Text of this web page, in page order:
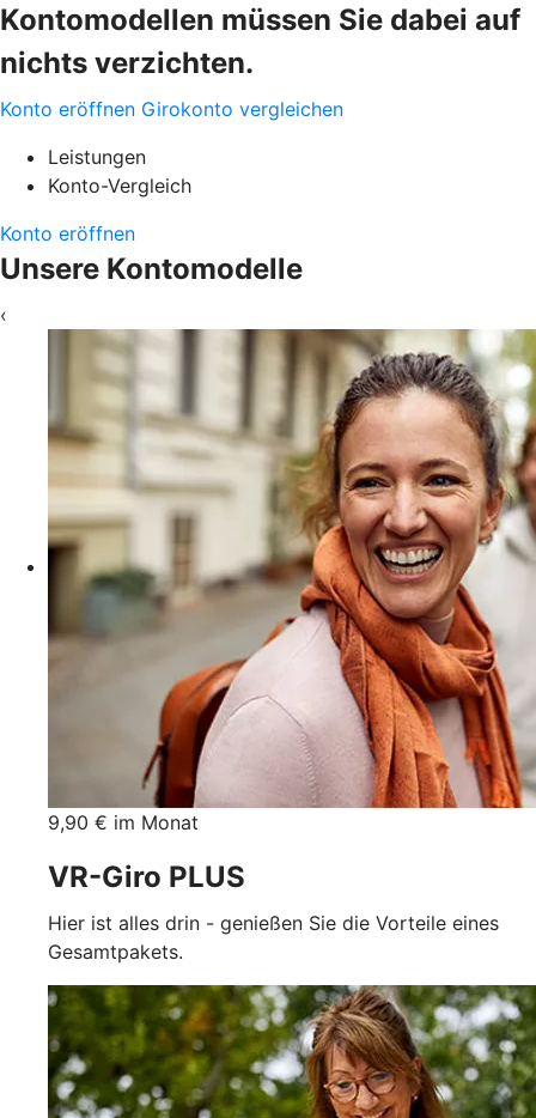
Kontomodellen müssen Sie dabei auf
nichts verzichten.
Konto eröffnen Girokonto vergleichen
Leistungen
Konto-Vergleich
Konto eröffnen
Unsere Kontomodelle
‹
9,90 € im Monat
VR-Giro PLUS
Hier ist alles drin - genießen Sie die Vorteile eines
Gesamtpakets.